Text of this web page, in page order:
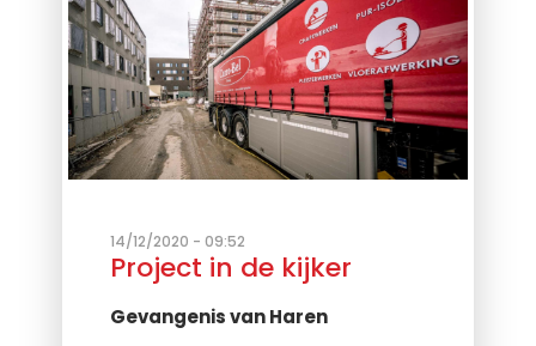
14/12/2020 - 09:52
Project in de kijker
Gevangenis van Haren